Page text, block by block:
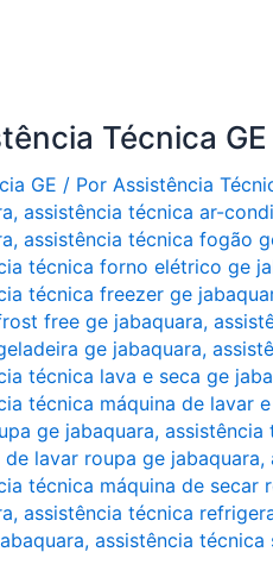
Técnica
GE / Por Assistência
, assistência técnica ar-
, assistência técnica fogão
técnica forno elétrico ge
técnica freezer ge
free ge jabaquara,
ge jabaquara,
técnica lava e seca ge
técnica máquina de lavar
ge jabaquara, assistência
de lavar roupa ge jabaquara,
técnica máquina de secar
, assistência técnica
, assistência técnica